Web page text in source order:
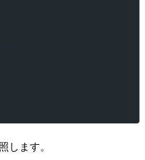
します。